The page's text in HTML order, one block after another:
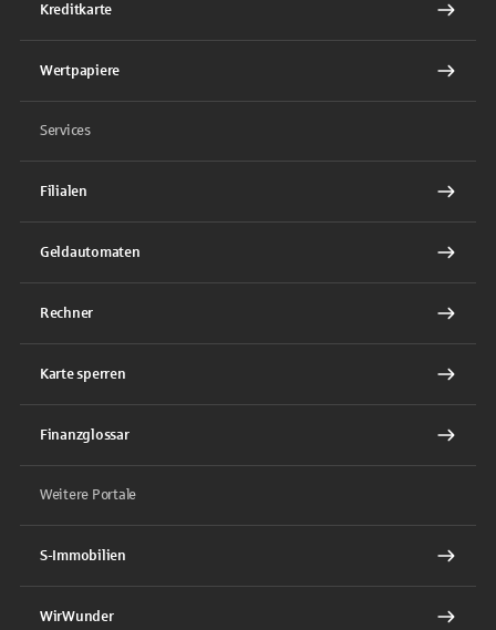
Kreditkarte
Wertpapiere
Services
Filialen
Geldautomaten
Rechner
Karte sperren
Finanzglossar
Weitere Portale
S-Immobilien
WirWunder